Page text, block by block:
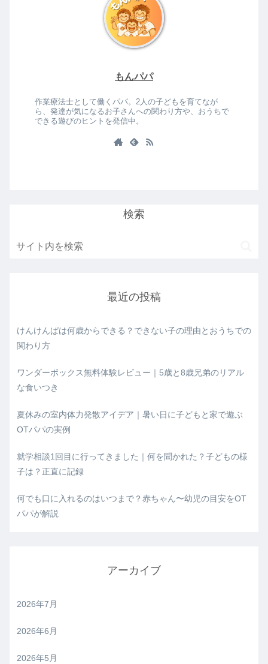
もんパパ
作業療法士として働くパパ。2人の子どもを育てなが
ら、発達が気になるお子さんへの関わり方や、おうちで
できる遊びのヒントを発信中。
検索
最近の投稿
けんけんぱは何歳からできる？できない子の理由とおうちでの
関わり方
ワンダーボックス無料体験レビュー｜5歳と8歳兄弟のリアル
な食いつき
夏休みの室内体力発散アイデア｜暑い日に子どもと家で遊ぶ
OTパパの実例
就学相談1回目に行ってきました｜何を聞かれた？子どもの様
子は？正直に記録
何でも口に入れるのはいつまで？赤ちゃん〜幼児の目安をOT
パパが解説
アーカイブ
2026年7月
2026年6月
2026年5月